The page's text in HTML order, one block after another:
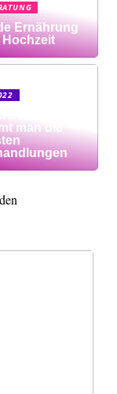
Ernährung
Hier
man die